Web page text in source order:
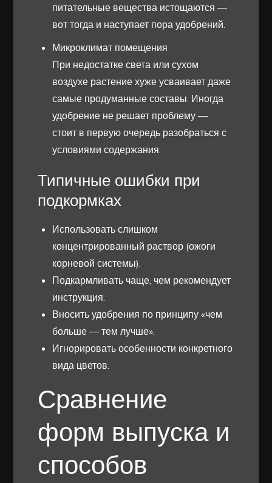
питательные вещества истощаются —
вот тогда и наступает пора удобрений.
Микроклимат помещения
При недостатке света или сухом
воздухе растение хуже усваивает даже
самые продуманные составы. Иногда
удобрение не решает проблему —
стоит в первую очередь разобраться с
условиями содержания.
Типичные ошибки при
подкормках
Использовать слишком
концентрированный раствор (ожоги
корневой системы).
Подкармливать чаще, чем рекомендует
инструкция.
Вносить удобрения по принципу «чем
больше — тем лучше».
Игнорировать особенности конкретного
вида цветов.
Сравнение
форм выпуска и
способов